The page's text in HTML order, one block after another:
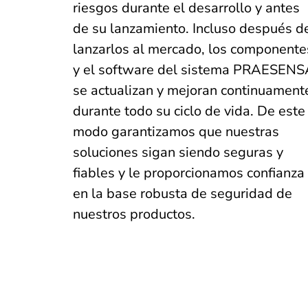
riesgos durante el desarrollo y antes
de su lanzamiento. Incluso después
lanzarlos al mercado, los
y el software del sistema
se actualizan y mejoran
durante todo su ciclo de vida. De este
modo garantizamos que nuestras
soluciones sigan siendo seguras y
fiables y le proporcionamos confianza
en la base robusta de seguridad de
nuestros productos.